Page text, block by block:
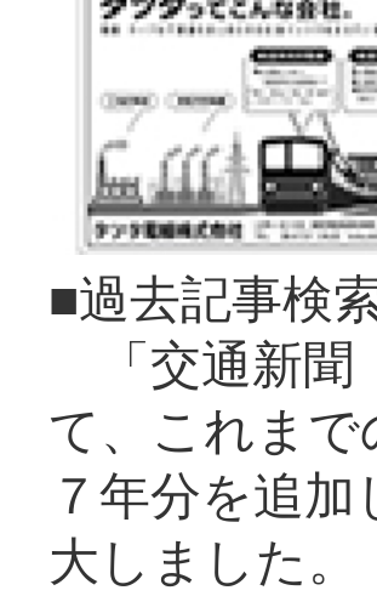
■過去記事検
「交通新聞
て、これま
７年分を追
大しま